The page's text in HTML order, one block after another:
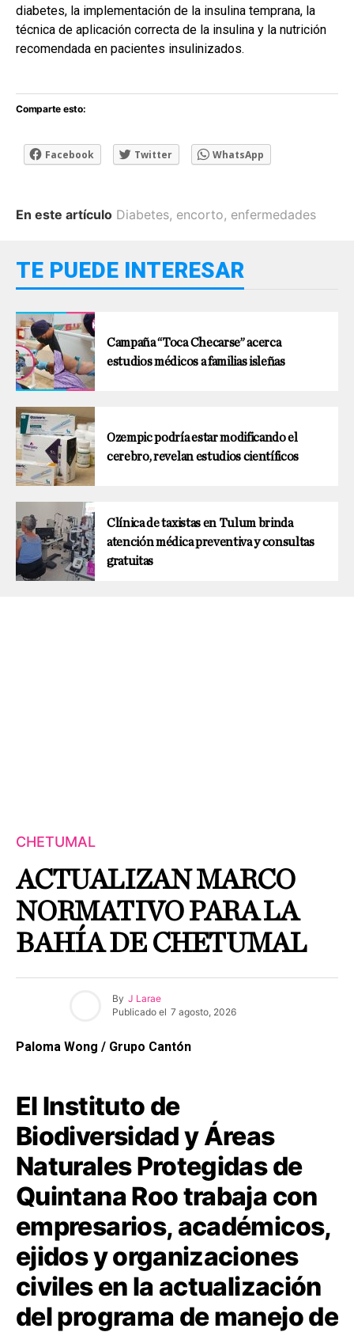
diabetes, la implementación de la insulina temprana, la
técnica de aplicación correcta de la insulina y la nutrición
recomendada en pacientes insulinizados.
Comparte esto:
Facebook Twitter WhatsApp
En este artículo Diabetes, encorto, enfermedades
TE PUEDE INTERESAR
Campaña “Toca Checarse” acerca
estudios médicos a familias isleñas
Ozempic podría estar modificando el
cerebro, revelan estudios científicos
Clínica de taxistas en Tulum brinda
atención médica preventiva y consultas
gratuitas
CHETUMAL
ACTUALIZAN MARCO
NORMATIVO PARA LA
BAHÍA DE CHETUMAL
By J Larae
Publicado el 7 agosto, 2026
Paloma Wong / Grupo Cantón
El Instituto de
Biodiversidad y Áreas
Naturales Protegidas de
Quintana Roo trabaja con
empresarios, académicos,
ejidos y organizaciones
civiles en la actualización
del programa de manejo de